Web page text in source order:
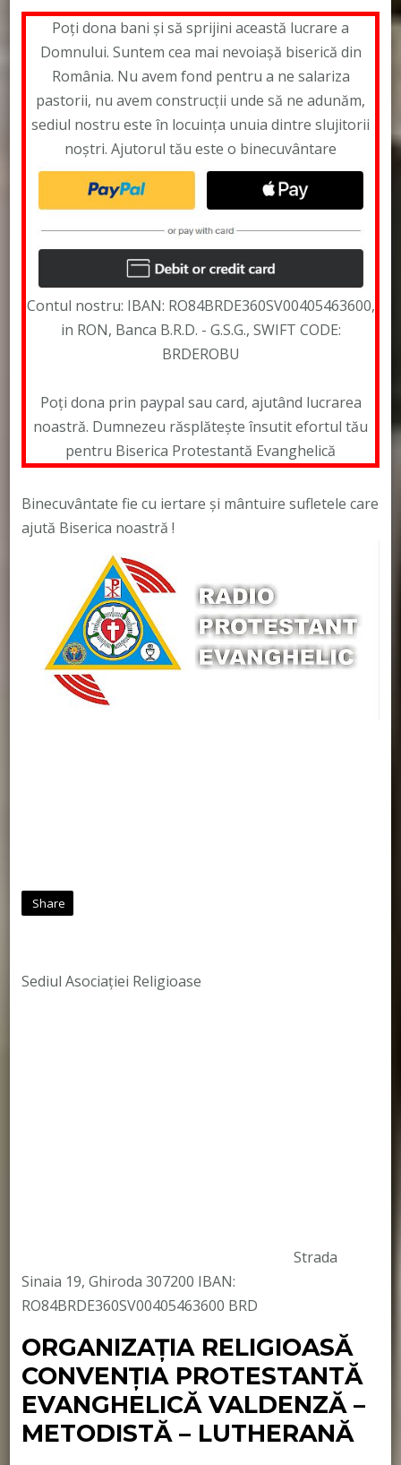
Poți dona bani și să sprijini această lucrare a
Domnului. Suntem cea mai nevoiașă biserică din
România. Nu avem fond pentru a ne salariza
pastorii, nu avem construcții unde să ne adunăm,
sediul nostru este în locuința unuia dintre slujitorii
noștri. Ajutorul tău este o binecuvântare
Contul nostru: IBAN: RO84BRDE360SV00405463600,
in RON, Banca B.R.D. - G.S.G., SWIFT CODE:
BRDEROBU
Poți dona prin paypal sau card, ajutând lucrarea
noastră. Dumnezeu răsplătește însutit efortul tău
pentru Biserica Protestantă Evanghelică
Binecuvântate fie cu iertare și mântuire sufletele care
ajută Biserica noastră !
Share
Sediul Asociației Religioase
Strada
Sinaia 19, Ghiroda 307200 IBAN:
RO84BRDE360SV00405463600 BRD
ORGANIZAȚIA RELIGIOASĂ
CONVENŢIA PROTESTANTĂ
EVANGHELICĂ VALDENZĂ –
METODISTĂ – LUTHERANĂ